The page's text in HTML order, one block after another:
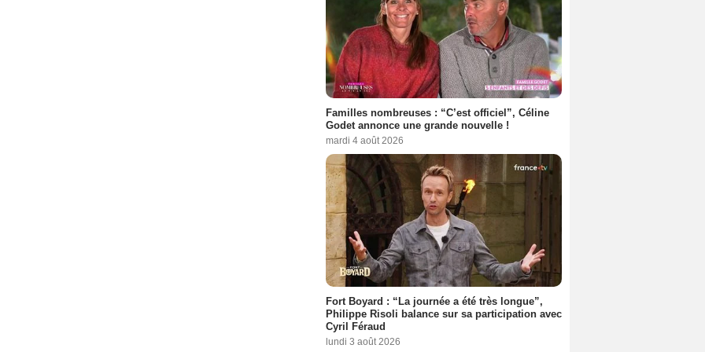
Familles nombreuses : “C’est officiel”, Céline
Godet annonce une grande nouvelle !
mardi 4 août 2026
Fort Boyard : “La journée a été très longue”,
Philippe Risoli balance sur sa participation avec
Cyril Féraud
lundi 3 août 2026